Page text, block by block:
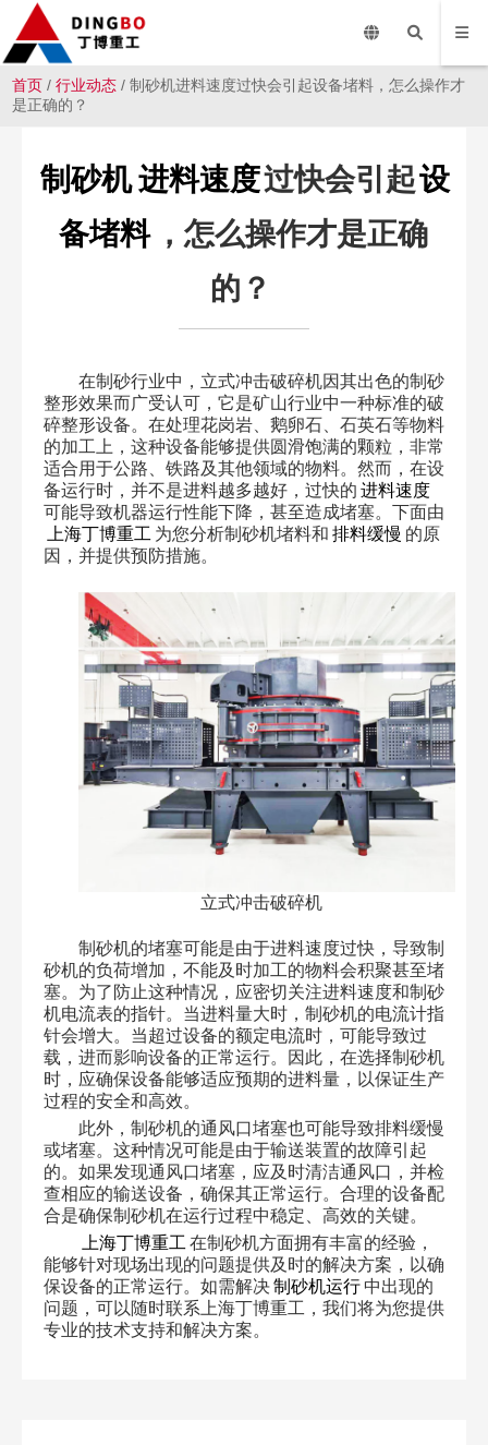
首页 /行业动态 / 制砂机进料速度过快会引起设备堵料，怎么操作才
是正确的？
制砂机进料速度过快会引起设
备堵料 ，怎么操作才是正确
的？
在制砂行业中，立式冲击破碎机因其出色的制砂
整形效果而广受认可，它是矿山行业中一种标准的破
碎整形设备。在处理花岗岩、鹅卵石、石英石等物料
的加工上，这种设备能够提供圆滑饱满的颗粒，非常
适合用于公路、铁路及其他领域的物料。然而，在设
备运行时，并不是进料越多越好，过快的 进料速度
可能导致机器运行性能下降，甚至造成堵塞。下面由
上海丁博重工 为您分析制砂机堵料和 排料缓慢 的原
因，并提供预防措施。
立式冲击破碎机
制砂机的堵塞可能是由于进料速度过快，导致制
砂机的负荷增加，不能及时加工的物料会积聚甚至堵
塞。为了防止这种情况，应密切关注进料速度和制砂
机电流表的指针。当进料量大时，制砂机的电流计指
针会增大。当超过设备的额定电流时，可能导致过
载，进而影响设备的正常运行。因此，在选择制砂机
时，应确保设备能够适应预期的进料量，以保证生产
过程的安全和高效。
此外，制砂机的通风口堵塞也可能导致排料缓慢
或堵塞。这种情况可能是由于输送装置的故障引起
的。如果发现通风口堵塞，应及时清洁通风口，并检
查相应的输送设备，确保其正常运行。合理的设备配
合是确保制砂机在运行过程中稳定、高效的关键。
上海丁博重工 在制砂机方面拥有丰富的经验，
能够针对现场出现的问题提供及时的解决方案，以确
保设备的正常运行。如需解决制砂机运行 中出现的
问题，可以随时联系上海丁博重工，我们将为您提供
专业的技术支持和解决方案。